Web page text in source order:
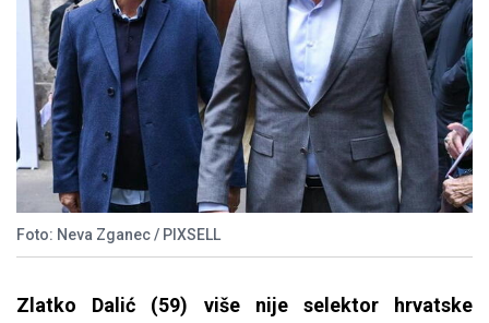
Foto: Neva Zganec / PIXSELL
Zlatko Dalić (59) više nije selektor hrvatske